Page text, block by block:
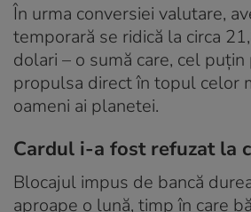
În urma conversiei valutare,
temporară se ridică la circa
dolari – o sumă care, cel
propulsa direct în topul celor
oameni ai planetei.
Cardul i-a fost refuzat la
Blocajul impus de bancă
aproape o lună, timp în care